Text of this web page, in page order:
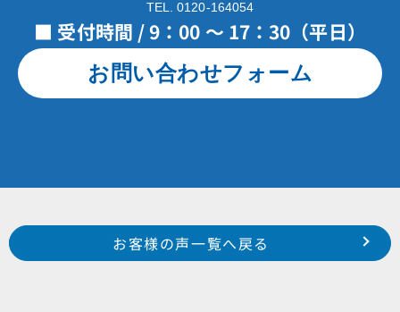
TEL. 0120-164054
■ 受付時間 / 9：00 ～ 17：30（平日）
お問い合わせフォーム
Prev
中区 佐鳴台 野末 様
中区 西浅田 Y 様
お客様の声一覧へ戻る